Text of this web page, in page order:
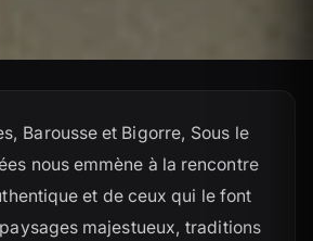
Barousse et Bigorre, Sous le
nous emmène à la rencontre
et de ceux qui le font
majestueux, traditions